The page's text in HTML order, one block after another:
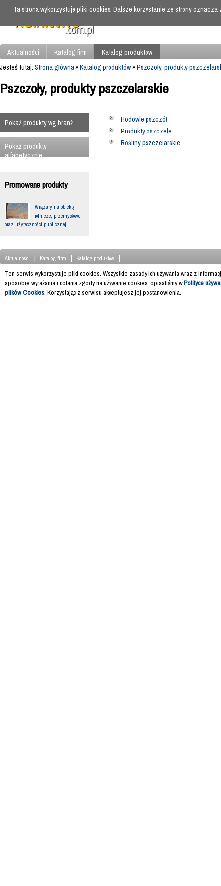
Aktualności Katalog firm
Katalog produktów
Jesteś tutaj: Strona główna»Katalog produktów»Pszczoły, produkty
Pszczoły, produkty pszczelarskie
Pokaż produkty wg branż
Pokaż produkty
alfabetycznie
Promowane produkty
Wiązary na obiekty
rolnicze, przemysłowe
oraz użyteczności publicznej
Hodowle pszczół
Produkty pszczele
Rośliny pszczelarskie
Aktualności | Katalog firm | Katalog produktów
|
Ten serwis wykorzystuje pliki cookies. Wszystkie zasady ich używania wraz z
sposobie wyrażania i cofania zgody na używanie cookies, opisaliśmy wPolityce
plików Cookies. Korzystając z serwisu akceptujesz jej postanowienia.
Ta strona wykorzystuje pliki cookies. Dalsze korzystanie ze strony